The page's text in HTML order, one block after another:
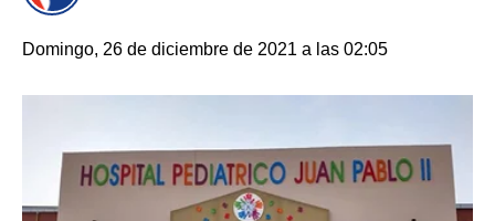
Domingo, 26 de diciembre de 2021 a las 02:05